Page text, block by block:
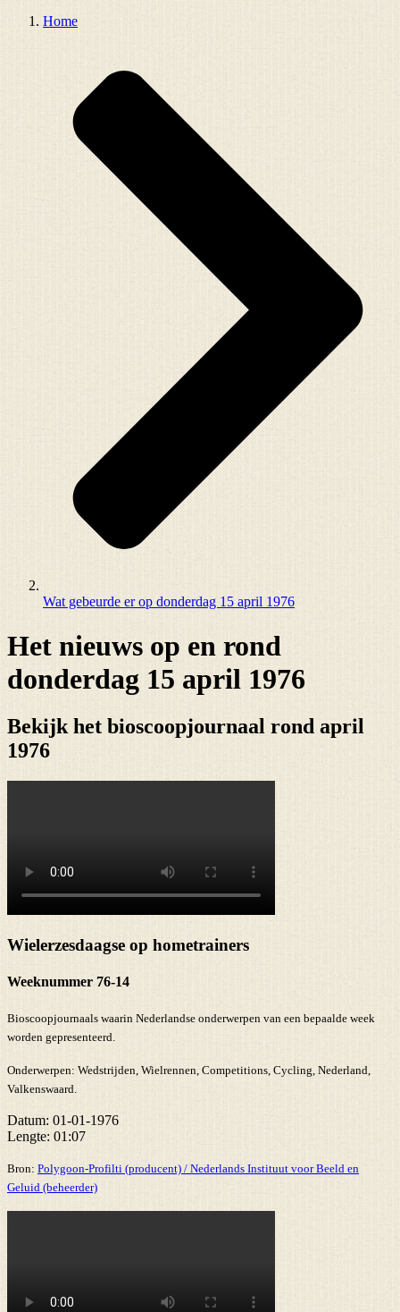
Home
Wat gebeurde er op donderdag 15 april 1976
Het nieuws op en rond
donderdag 15 april 1976
Bekijk het bioscoopjournaal rond april
1976
Wielerzesdaagse op hometrainers
Weeknummer 76-14
Bioscoopjournaals waarin Nederlandse onderwerpen van een bepaalde week
worden gepresenteerd.
Onderwerpen: Wedstrijden, Wielrennen, Competitions, Cycling, Nederland,
Valkenswaard.
Datum: 01-01-1976
Lengte: 01:07
Bron: Polygoon-Profilti (producent) / Nederlands Instituut voor Beeld en
Geluid (beheerder)